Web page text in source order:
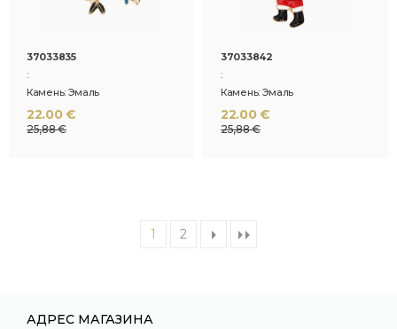
37033835
:
Камень: Эмаль
22.00 €
25,88 €
37033842
:
Камень: Эмаль
22.00 €
25,88 €
1 2
АДРЕС МАГАЗИНА